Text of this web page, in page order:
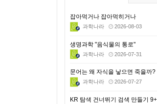
잡아먹거나 잡아먹히거나
과학나라 2026-08-03
생명과학 "음식물의 통로"
과학나라 2026-07-31
문어는 왜 자식을 낳으면 죽을까?
과학나라 2026-07-27
KR 탐색 건너뛰기 검색 만들기